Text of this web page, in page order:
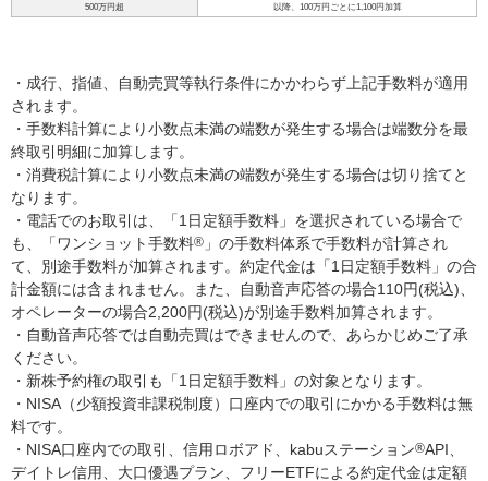
500万円超
以降、100万円ごとに1,100円加算
・成行、指値、自動売買等執行条件にかかわらず上記手数料が適用
されます。
・手数料計算により小数点未満の端数が発生する場合は端数分を最
終取引明細に加算します。
・消費税計算により小数点未満の端数が発生する場合は切り捨てと
なります。
・電話でのお取引は、「1日定額手数料」を選択されている場合で
も、「ワンショット手数料® 」の手数料体系で手数料が計算され
て、別途手数料が加算されます。約定代金は「1日定額手数料」の合
計金額には含まれません。また、自動音声応答の場合110円(税込)、
オペレーターの場合2,200円(税込)が別途手数料加算されます。
・自動音声応答では自動売買はできませんので、あらかじめご了承
ください。
・新株予約権の取引も「1日定額手数料」の対象となります。
・NISA（少額投資非課税制度）口座内での取引にかかる手数料は無
料です。
・NISA口座内での取引、信用ロボアド、kabuステーション®API、
デイトレ信用、大口優遇プラン、フリーETFによる約定代金は定額